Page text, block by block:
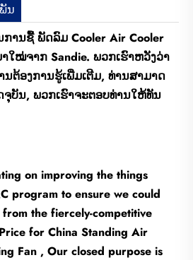
ນ
ານຊື້ ພັດລົມ Cooler Air Cooler
ໃໝ່ຈາກ Sandie. ພວກເຮົາຫວັງວ່າ
ຕ້ອງການຮູ້ເພີ່ມເຕີມ, ທ່ານສາມາດ
ບັນ, ພວກເຮົາຈະຕອບທ່ານໃຫ້ທັນ
on improving the things
program to ensure we could
the fiercely-competitive
for China Standing Air
Fan , Our closed purpose is